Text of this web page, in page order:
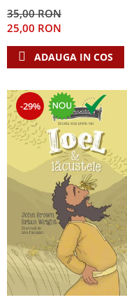
Dezvoltare personala
Mediu
35,00 RON
25,00 RON
ADAUGA IN COS
-29%